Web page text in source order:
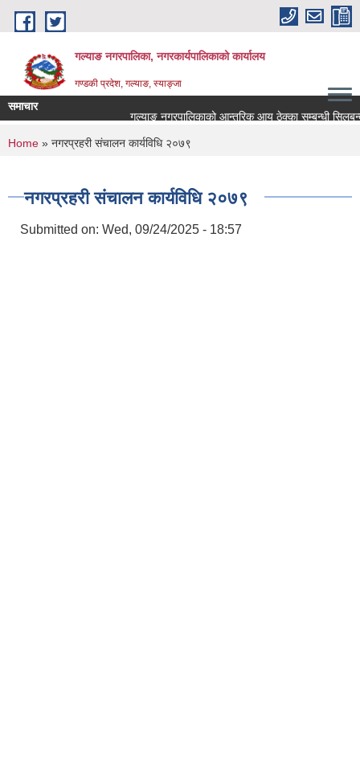
Skip to main content
गल्याङ नगरपालिका, नगरकार्यपालिकाको कार्यालय
गण्डकी प्रदेश, गल्याङ, स्याङ्जा
समाचार
गल्याङ नगरपालिकाको आन्तरिक आय ठेक्का सम्बन्धी
You are here
Home » नगरप्रहरी संचालन कार्यविधि २०७९
नगरप्रहरी संचालन कार्यविधि २०७९
Submitted on: Wed, 09/24/2025 - 18:57